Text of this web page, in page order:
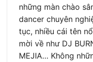
những màn chào
dancer chuyên
tục, nhiều cái tên
mời về như DJ
MEJIA… Không